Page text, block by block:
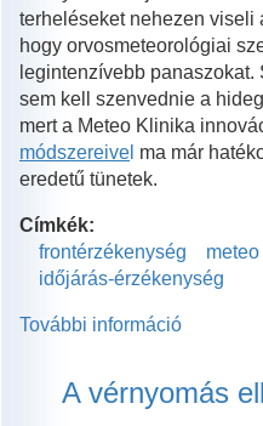
terheléseket nehezen viseli
hogy orvosmeteorológiai
legintenzívebb
sem kell szenvednie a
mert a Meteo Klinika
módszereive ma már
eredetű tünetek.
Címkék:
frontérzékenység
időjárás-érzékenység
További információ
A vérnyomás